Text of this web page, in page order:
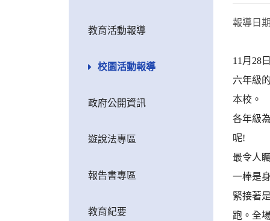
教育活動報導
校園活動報導
政府公開資訊
遊說法專區
報告書專區
教育紀要
報導日
11月28
六年級
本校。
各年級
呢!
最令人
一棒是
緊接著
跑。全